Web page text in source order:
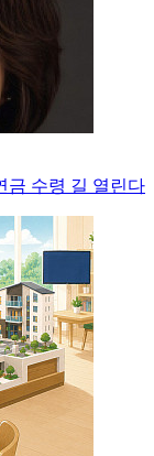
금 수령 길 열린다